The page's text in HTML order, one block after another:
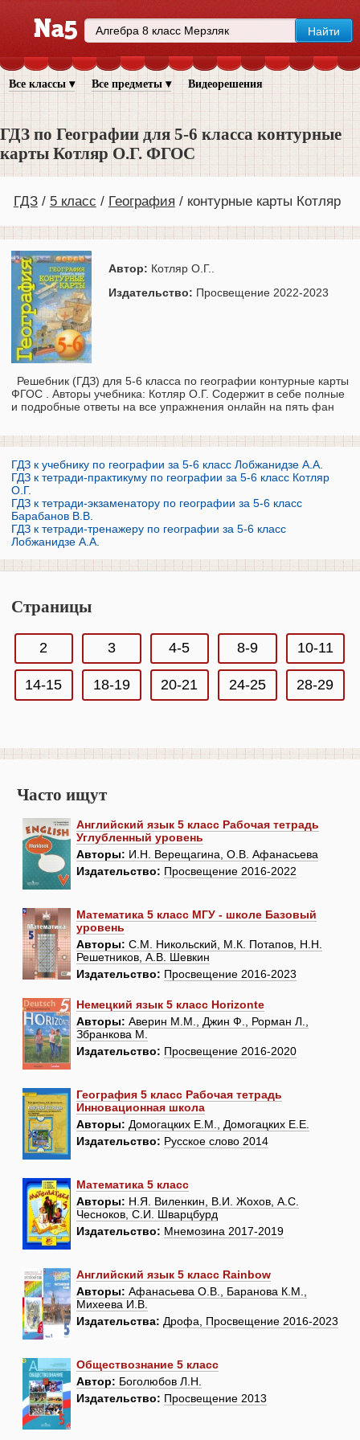
Все классы ▾ Все предметы ▾ Видеорешения
ГДЗ по Географии для 5‐6 класса контурные
карты Котляр О.Г. ФГОС
ГДЗ 5 класс География контурные карты Котляр
Автор: Котляр О.Г..
Издательство: Просвещение 2022-2023
Решебник (ГДЗ) для 5‐6 класса по географии контурные карты
ФГОС . Авторы учебника: Котляр О.Г. Содержит в себе полные
и подробные ответы на все упражнения онлайн на пять фан
ГДЗ к учебнику по географии за 5-6 класс Лобжанидзе А.А.
ГДЗ к тетради-практикуму по географии за 5-6 класс Котляр
О.Г.
ГДЗ к тетради-экзаменатору по географии за 5-6 класс
Барабанов В.В.
ГДЗ к тетради-тренажеру по географии за 5-6 класс
Лобжанидзе А.А.
Страницы
2 3 4-5 8-9 10-11
14-15 18-19 20-21 24-25 28-29
Часто ищут
Английский язык 5 класс Рабочая тетрадь
Углубленный уровень
Авторы: И.Н. Верещагина, О.В. Афанасьева
Издательство: Просвещение 2016-2022
Математика 5 класс МГУ - школе Базовый
уровень
Авторы: С.М. Никольский, М.К. Потапов, Н.Н.
Решетников, А.В. Шевкин
Издательство: Просвещение 2016-2023
Немецкий язык 5 класс Horizonte
Авторы: Аверин М.М., Джин Ф., Рорман Л.,
Збранкова М.
Издательство: Просвещение 2016-2020
География 5 класс Рабочая тетрадь
Инновационная школа
Авторы: Домогацких Е.М., Домогацких Е.Е.
Издательство: Русское слово 2014
Математика 5 класс
Авторы: Н.Я. Виленкин, В.И. Жохов, А.С.
Чесноков, С.И. Шварцбурд
Издательство: Мнемозина 2017-2019
Английский язык 5 класс Rainbow
Авторы: Афанасьева О.В., Баранова К.М.,
Михеева И.В.
Издательства: Дрофа, Просвещение 2016-2023
Обществознание 5 класс
Автор: Боголюбов Л.Н.
Издательство: Просвещение 2013